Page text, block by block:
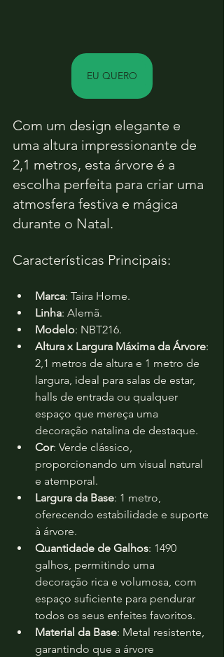
EU QUERO
Com um design elegante e
uma altura impressionante de
2,1 metros, esta árvore é a
escolha perfeita para criar uma
atmosfera festiva e mágica
durante o Natal.
Características Principais:
Marca: Taira Home.
Linha: Alemã.
Modelo: NBT216.
Altura x Largura Máxima da Árvore:
2,1 metros de altura e 1 metro de
largura, ideal para salas de estar,
halls de entrada ou qualquer
espaço que mereça uma
decoração natalina de destaque.
Cor: Verde clássico,
proporcionando um visual natural
e atemporal.
Largura da Base: 1 metro,
oferecendo estabilidade e suporte
à árvore.
Quantidade de Galhos: 1490
galhos, permitindo uma
decoração rica e volumosa, com
espaço suficiente para pendurar
todos os seus enfeites favoritos.
Material da Base: Metal resistente,
garantindo que a árvore